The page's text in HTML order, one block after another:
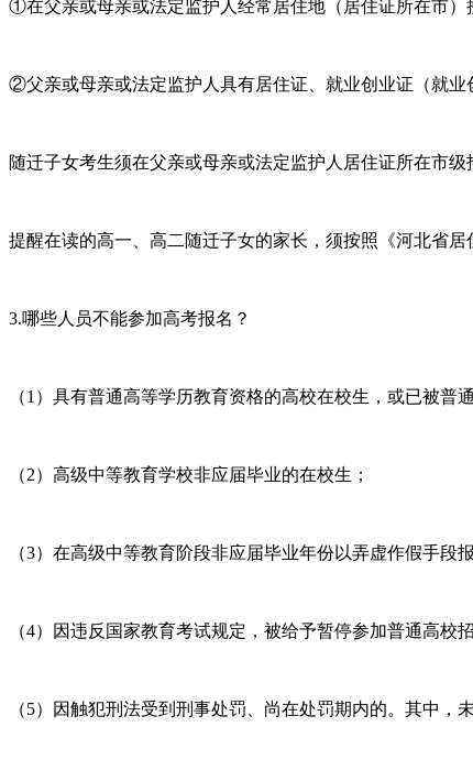
①在父亲或母亲或法定监护人经常居住地（居住证所在市）
②父亲或母亲或法定监护人具有居住证、就业创业证（就业
随迁子女考生须在父亲或母亲或法定监护人居住证所在市
提醒在读的高一、高二随迁子女的家长，须按照《河北省
3.哪些人员不能参加高考报名？
（1）具有普通高等学历教育资格的高校在校生，或已被普
（2）高级中等教育学校非应届毕业的在校生；
（3）在高级中等教育阶段非应届毕业年份以弄虚作假手
（4）因违反国家教育考试规定，被给予暂停参加普通高校
（5）因触犯刑法受到刑事处罚、尚在处罚期内的。其中，